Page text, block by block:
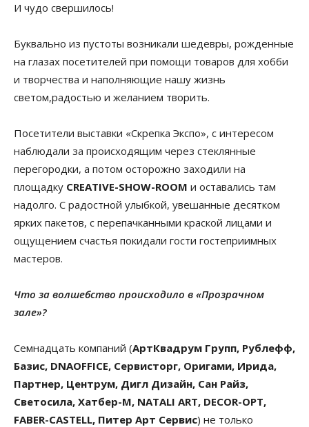
И чудо свершилось!
Буквально из пустоты возникали шедевры, рожденные
на глазах посетителей при помощи товаров для хобби
и творчества и наполняющие нашу жизнь
светом,радостью и желанием творить.
Посетители выставки «Скрепка Экспо», с интересом
наблюдали за происходящим через стеклянные
перегородки, а потом осторожно заходили на
площадку CREATIVE-SHOW-ROOM и оставались там
надолго. С радостной улыбкой, увешанные десятком
ярких пакетов, с перепачканными краской лицами и
ощущением счастья покидали гости гостеприимных
мастеров.
Что за волшебство происходило в «Прозрачном
зале»?
Семнадцать компаний (АртКвадрум Групп, Рублефф,
Базис, DNAOFFICE, Сервисторг, Оригами, Ирида,
Партнер, Центрум, Дигл Дизайн, Сан Райз,
Светосила, Хатбер-М, NATALI ART, DECOR-OPT,
FABER-CASTELL, Питер Арт Сервис) не только